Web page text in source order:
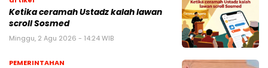
Ketika ceramah Ustadz kalah lawan
scroll Sosmed
Minggu, 2 Agu 2026 - 14:24 WIB
PEMERINTAHAN